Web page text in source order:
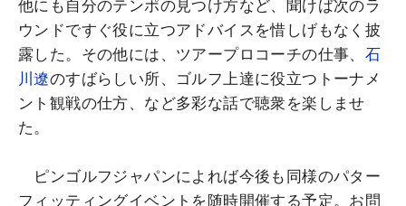
他にも自分のテンポの見つけ方など、聞けば次のラ
ウンドですぐ役に立つアドバイスを惜しげもなく披
露した。その他には、ツアープロコーチの仕事、 石
川遼のすばらしい所、ゴルフ上達に役立つトーナメ
ント観戦の仕方、など多彩な話で聴衆を楽しませ
た。
ピンゴルフジャパンによれば今後も同様のパター
フィッティングイベントを随時開催する予定。お問